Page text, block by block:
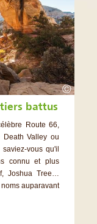
©
battus
Route 66,
Death Valley ou
vous qu'il
connu et plus
Joshua Tree…
auparavant